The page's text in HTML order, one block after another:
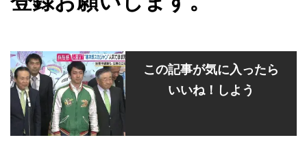
この記事が気に入ったら
いいね！しよう